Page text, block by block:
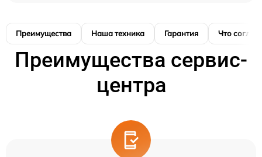
Преимущества Наша техника Гарантия Что
Преимущества сервис-
центра